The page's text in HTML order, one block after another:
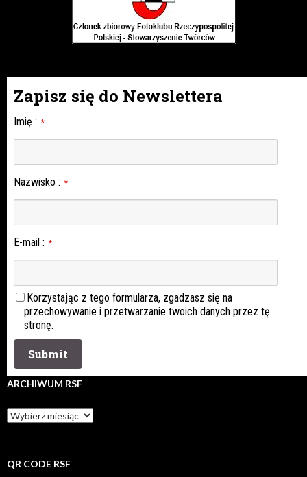
Zapisz się do Newslettera
Imię : *
Nazwisko : *
E-mail : *
Korzystając z tego formularza, zgadzasz się na
przechowywanie i przetwarzanie twoich danych przez tę
stronę.
ARCHIWUM RSF
Archiwum
rsf
QR CODE RSF